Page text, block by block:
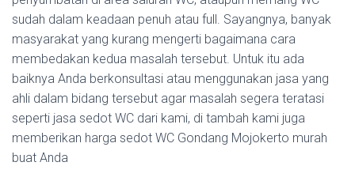
sudah dalam keadaan penuh atau full. Sayangnya, banyak
masyarakat yang kurang mengerti bagaimana cara
membedakan kedua masalah tersebut. Untuk itu ada
baiknya Anda berkonsultasi atau menggunakan jasa yang
ahli dalam bidang tersebut agar masalah segera teratasi
seperti jasa sedot WC dari kami, di tambah kami juga
memberikan harga sedot WC Gondang Mojokerto murah
buat Anda